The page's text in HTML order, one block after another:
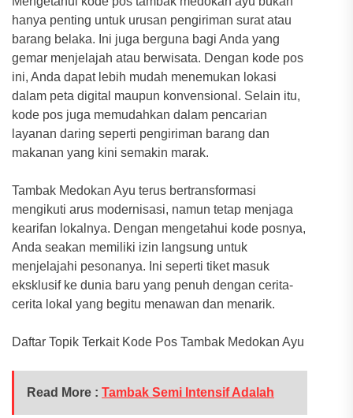
hanya penting untuk urusan pengiriman surat atau
barang belaka. Ini juga berguna bagi Anda yang
gemar menjelajah atau berwisata. Dengan kode pos
ini, Anda dapat lebih mudah menemukan lokasi
dalam peta digital maupun konvensional. Selain itu,
kode pos juga memudahkan dalam pencarian
layanan daring seperti pengiriman barang dan
makanan yang kini semakin marak.
Tambak Medokan Ayu terus bertransformasi
mengikuti arus modernisasi, namun tetap menjaga
kearifan lokalnya. Dengan mengetahui kode posnya,
Anda seakan memiliki izin langsung untuk
menjelajahi pesonanya. Ini seperti tiket masuk
eksklusif ke dunia baru yang penuh dengan cerita-
cerita lokal yang begitu menawan dan menarik.
Daftar Topik Terkait Kode Pos Tambak Medokan Ayu
Read More : Tambak Semi Intensif Adalah